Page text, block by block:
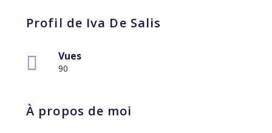
Profil de Iva De Salis
Vues
90
À propos de moi